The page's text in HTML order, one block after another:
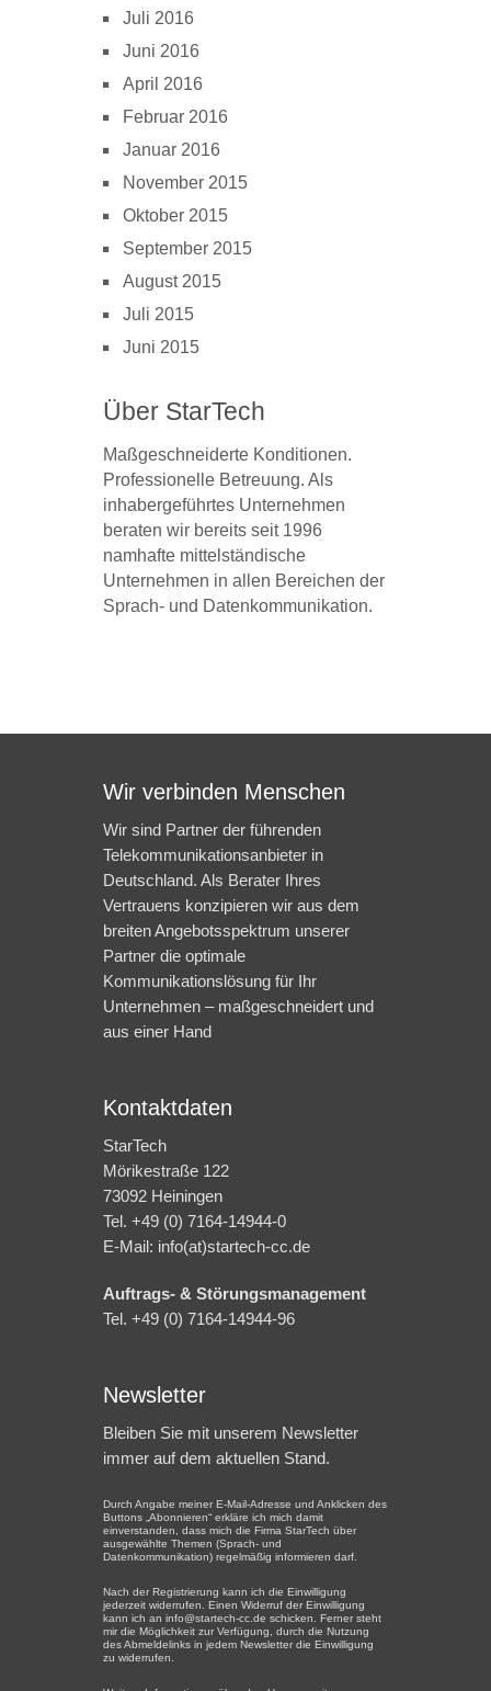
Juli 2016
Juni 2016
April 2016
Februar 2016
Januar 2016
November 2015
Oktober 2015
September 2015
August 2015
Juli 2015
Juni 2015
Über StarTech
Maßgeschneiderte Konditionen.
Professionelle Betreuung. Als
inhabergeführtes Unternehmen
beraten wir bereits seit 1996
namhafte mittelständische
Unternehmen in allen Bereichen der
Sprach- und Datenkommunikation.
Wir verbinden Menschen
Wir sind Partner der führenden
Telekommunikationsanbieter in
Deutschland. Als Berater Ihres
Vertrauens konzipieren wir aus dem
breiten Angebotsspektrum unserer
Partner die optimale
Kommunikationslösung für Ihr
Unternehmen – maßgeschneidert und
aus einer Hand
Kontaktdaten
StarTech
Mörikestraße 122
73092 Heiningen
Tel. +49 (0) 7164-14944-0
E-Mail: info(at)startech-cc.de
Auftrags- & Störungsmanagement
Tel. +49 (0) 7164-14944-96
Newsletter
Bleiben Sie mit unserem Newsletter
immer auf dem aktuellen Stand.
Durch Angabe meiner E-Mail-Adresse und Anklicken des
Buttons „Abonnieren“ erkläre ich mich damit
einverstanden, dass mich die Firma StarTech über
ausgewählte Themen (Sprach- und
Datenkommunikation) regelmäßig informieren darf.
Nach der Registrierung kann ich die Einwilligung
jederzeit widerrufen. Einen Widerruf der Einwilligung
kann ich an info@startech-cc.de schicken. Ferner steht
mir die Möglichkeit zur Verfügung, durch die Nutzung
des Abmeldelinks in jedem Newsletter die Einwilligung
zu widerrufen.